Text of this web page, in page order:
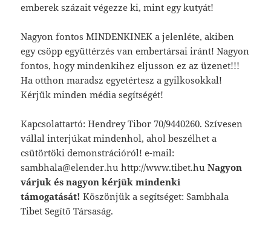
emberek százait végezze ki, mint egy kutyát!
Nagyon fontos MINDENKINEK a jelenléte, akiben
egy csöpp együttérzés van embertársai iránt! Nagyon
fontos, hogy mindenkihez eljusson ez az üzenet!!!
Ha otthon maradsz egyetértesz a gyilkosokkal!
Kérjük minden média segítségét!
Kapcsolattartó: Hendrey Tibor 70/9440260. Szívesen
vállal interjúkat mindenhol, ahol beszélhet a
csütörtöki demonstrációról! e-mail:
sambhala@elender.hu http://www.tibet.huNagyon
várjuk és nagyon kérjük mindenki
támogatását! Köszönjük a segítséget: Sambhala
Tibet Segítő Társaság.